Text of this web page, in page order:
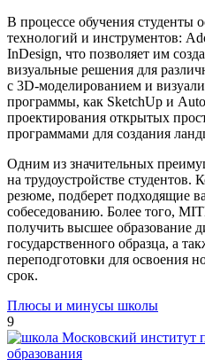
В процессе обучения студенты
технологий и инструментов:
InDesign, что позволяет им
визуальные решения для
с 3D-моделированием и
программы, как SketchUp и
проектирования открытых
программами для создания
Одним из значительных
на трудоустройстве студентов.
резюме, подберет подходящие
собеседованию. Более того,
получить высшее образование
государственного образца, а
переподготовки для освоения
срок.
Плюсы и минусы школы
9